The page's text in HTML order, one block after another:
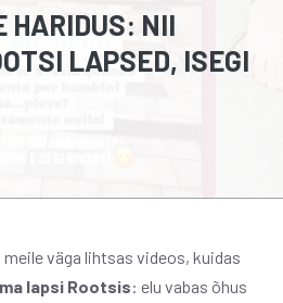
HARIDUS: NII
LAPSED, ISEGI
meile väga lihtsas videos, kuidas
lapsi Rootsis: elu vabas õhus